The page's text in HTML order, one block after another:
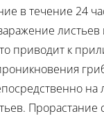
в течение 24
приводит к
на